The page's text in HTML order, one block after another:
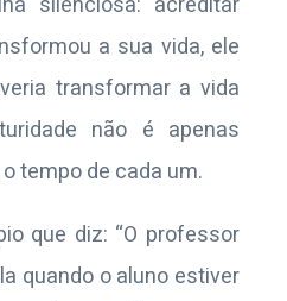
a sua vida, ele
transformar a vida
não é apenas
tempo de cada um.
que diz: “O professor
quando o aluno estiver